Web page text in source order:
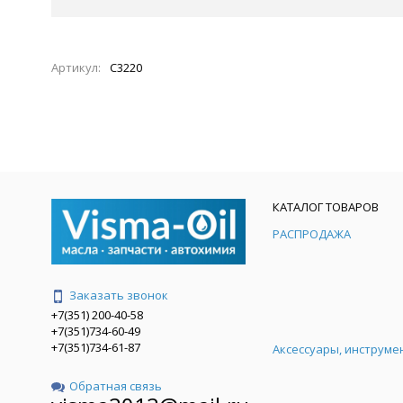
Артикул: C3220
Заказать звонок
+7(351) 200-40-58
+7(351)734-60-49
+7(351)734-61-87
Обратная связь
КАТАЛОГ ТОВАРОВ
РАСПРОДАЖА
Аксессуары,